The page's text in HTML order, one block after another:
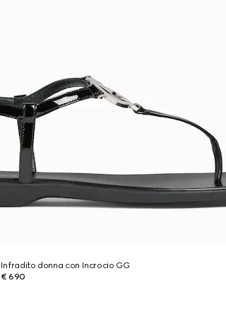
Infradito donna con Incrocio GG
€ 690